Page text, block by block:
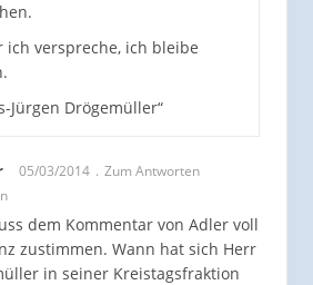
ich verspreche, ich bleibe
Jürgen Drögemüller“
05/03/2014
Zum Antworten
dem Kommentar von Adler voll
zustimmen. Wann hat sich Herr
in seiner Kreistagsfraktion